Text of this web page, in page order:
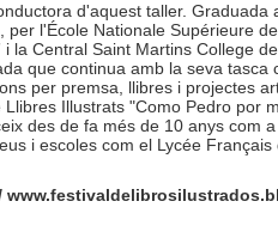
d'aquest taller. Graduada
per l'École Nationale Supérieure
la Central Saint Martins College
que continua amb la seva tasca
per premsa, llibres i projectes
Illustrats "Como Pedro por
des de fa més de 10 anys com
i escoles com el Lycée